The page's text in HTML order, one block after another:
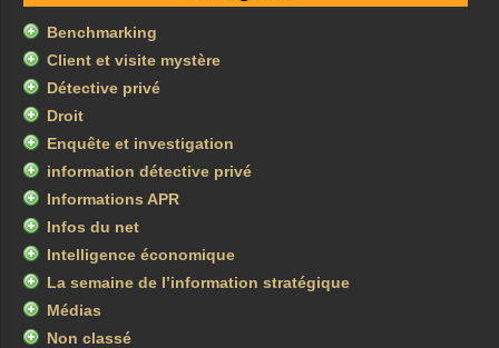
Benchmarking
Client et visite mystère
Détective privé
Droit
Enquête et investigation
information détective privé
Informations APR
Infos du net
Intelligence économique
La semaine de l’information stratégique
Médias
Non classé